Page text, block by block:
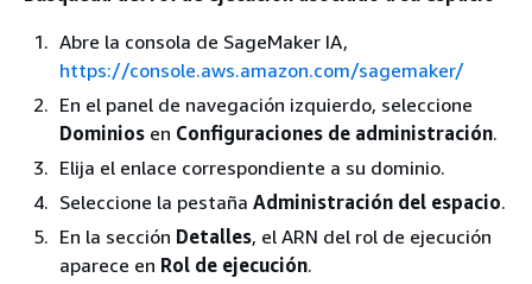
Abre la consola de SageMaker IA,
https://console.aws.amazon.com/sagemaker/
En el panel de navegación izquierdo, seleccione
Dominios en Configuraciones de administración.
Elija el enlace correspondiente a su dominio.
Seleccione la pestaña Administración del espacio.
En la sección Detalles, el ARN del rol de ejecución
aparece en Rol de ejecución.